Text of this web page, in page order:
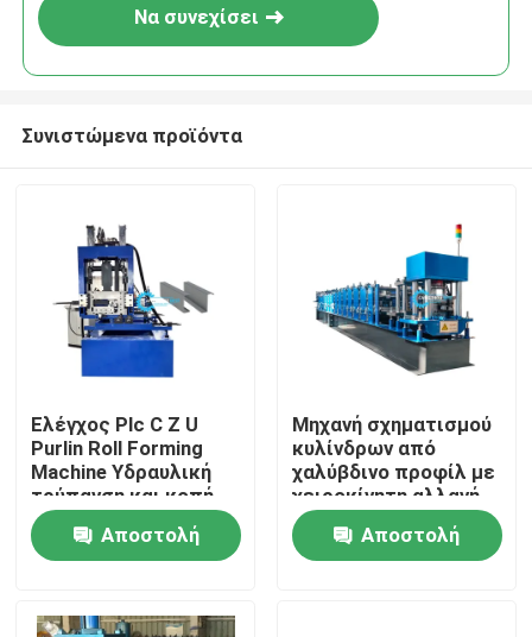
Σπίτι
Προϊόντα
Περίπου εμείς
Να συνεχίσει
Συνιστώμενα προϊόντα
Ελέγχος Plc C Z U
Purlin Roll Forming
Machine Υδραυλική
τρύπανση και κοπή
Αποστολή
Μηχανή σχηματισμού
κυλίνδρων από
χαλύβδινο προφίλ με
χειροκίνητη αλλαγή
μεγέθους C Purlin 80-
300mm Web Size
Αποστολή